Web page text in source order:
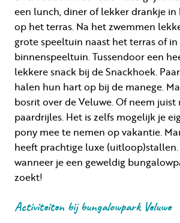
een lunch, diner of lekker drankje
op het terras. Na het zwemmen
grote speeltuin naast het terras of in
binnenspeeltuin. Tussendoor een
lekkere snack bij de Snackhoek.
halen hun hart op bij de manege.
bosrit over de Veluwe. Of neem juist
paardrijles. Het is zelfs mogelijk je
pony mee te nemen op vakantie.
heeft prachtige luxe
wanneer je een geweldig
zoekt!
Activiteiten bij bungalowpark Veluwe